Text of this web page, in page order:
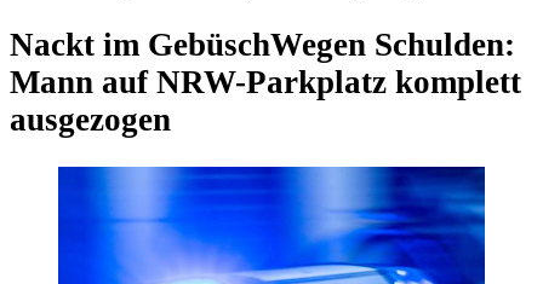
Nackt im GebüschWegen Schulden:
Mann auf NRW-Parkplatz komplett
ausgezogen